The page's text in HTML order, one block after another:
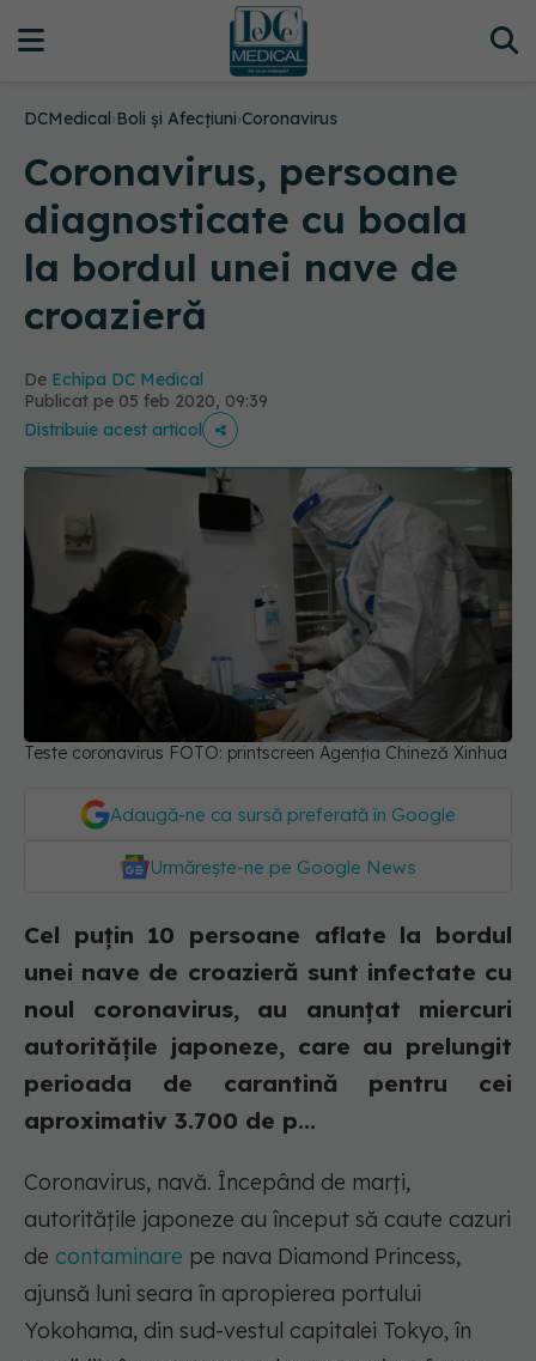
DCMedical›Boli și Afecțiuni›Coronavirus
Coronavirus, persoane
diagnosticate cu boala
la bordul unei nave de
croazieră
De Echipa DC Medical
Publicat pe 05 feb 2020, 09:39
Distribuie acest articol
Teste coronavirus FOTO: printscreen Agenția Chineză Xinhua
Adaugă-ne ca sursă preferată în Google
Urmărește-ne pe Google News
Cel puţin 10 persoane aflate la bordul
unei nave de croazieră sunt infectate cu
noul coronavirus, au anunţat miercuri
autorităţile japoneze, care au prelungit
perioada de carantină pentru cei
aproximativ 3.700 de p...
Coronavirus, navă. Începând de marţi,
autorităţile japoneze au început să caute cazuri
de contaminare pe nava Diamond Princess,
ajunsă luni seara în apropierea portului
Yokohama, din sud-vestul capitalei Tokyo, în